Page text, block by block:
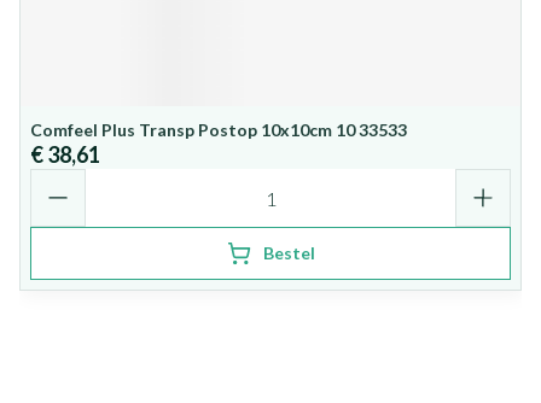
Comfeel Plus Transp Postop 10x10cm 10 33533
€ 38,61
Bestel